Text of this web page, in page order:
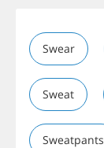
Swear
Sweat
Sweatpants